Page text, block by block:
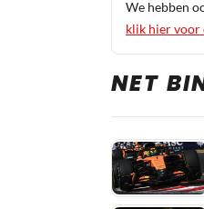
We hebben
klik hier voor
NET